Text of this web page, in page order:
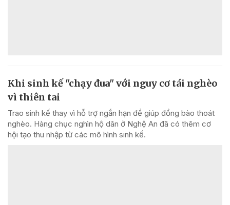
Khi sinh kế "chạy đua" với nguy cơ tái nghèo
vì thiên tai
Trao sinh kế thay vì hỗ trợ ngắn hạn để giúp đồng bào thoát
nghèo. Hàng chục nghìn hộ dân ở Nghệ An đã có thêm cơ
hội tạo thu nhập từ các mô hình sinh kế.